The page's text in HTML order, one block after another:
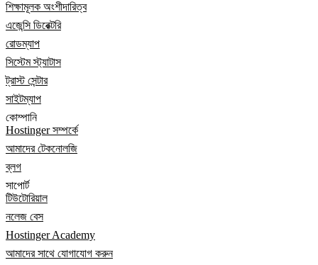
শিক্ষামূলক অংশীদারিত্ব
এজেন্সি ডিরেক্টরি
রোডম্যাপ
সিস্টেম স্ট্যাটাস
ট্রাস্ট সেন্টার
সাইটম্যাপ
কোম্পানি
Hostinger সম্পর্কে
আমাদের টেকনোলজি
ব্লগ
সাপোর্ট
টিউটোরিয়াল
নলেজ বেস
Hostinger Academy
আমাদের সাথে যোগাযোগ করুন